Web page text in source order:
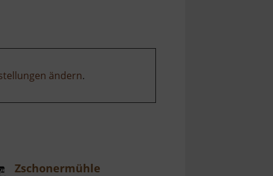
ändern.
Zschonermühle